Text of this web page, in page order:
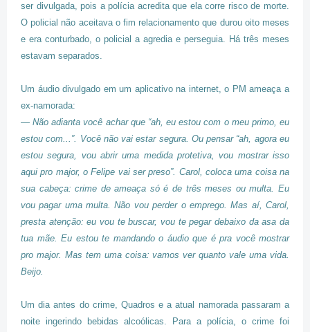
ser divulgada, pois a polícia acredita que ela corre risco de morte.
O policial não aceitava o fim relacionamento que durou oito meses
e era conturbado, o policial a agredia e perseguia. Há três meses
estavam separados.
Um áudio divulgado em um aplicativo na internet, o PM ameaça a
ex-namorada:
— Não adianta você achar que “ah, eu estou com o meu primo, eu
estou com...”. Você não vai estar segura. Ou pensar “ah, agora eu
estou segura, vou abrir uma medida protetiva, vou mostrar isso
aqui pro major, o Felipe vai ser preso”. Carol, coloca uma coisa na
sua cabeça: crime de ameaça só é de três meses ou multa. Eu
vou pagar uma multa. Não vou perder o emprego. Mas aí, Carol,
presta atenção: eu vou te buscar, vou te pegar debaixo da asa da
tua mãe. Eu estou te mandando o áudio que é pra você mostrar
pro major. Mas tem uma coisa: vamos ver quanto vale uma vida.
Beijo.
Um dia antes do crime, Quadros e a atual namorada passaram a
noite ingerindo bebidas alcoólicas. Para a polícia, o crime foi